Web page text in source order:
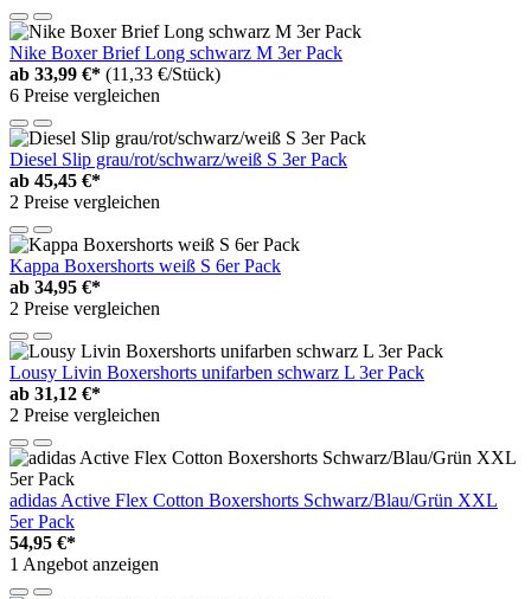
Nike Boxer Brief Long schwarz M 3er Pack
ab 33,99 €* (11,33 €/Stück)
6 Preise vergleichen
Diesel Slip grau/rot/schwarz/weiß S 3er Pack
ab 45,45 €*
2 Preise vergleichen
Kappa Boxershorts weiß S 6er Pack
ab 34,95 €*
2 Preise vergleichen
Lousy Livin Boxershorts unifarben schwarz L 3er Pack
ab 31,12 €*
2 Preise vergleichen
adidas Active Flex Cotton Boxershorts Schwarz/Blau/Grün XXL
5er Pack
54,95 €*
1 Angebot anzeigen